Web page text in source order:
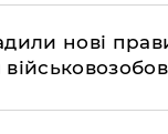
нові